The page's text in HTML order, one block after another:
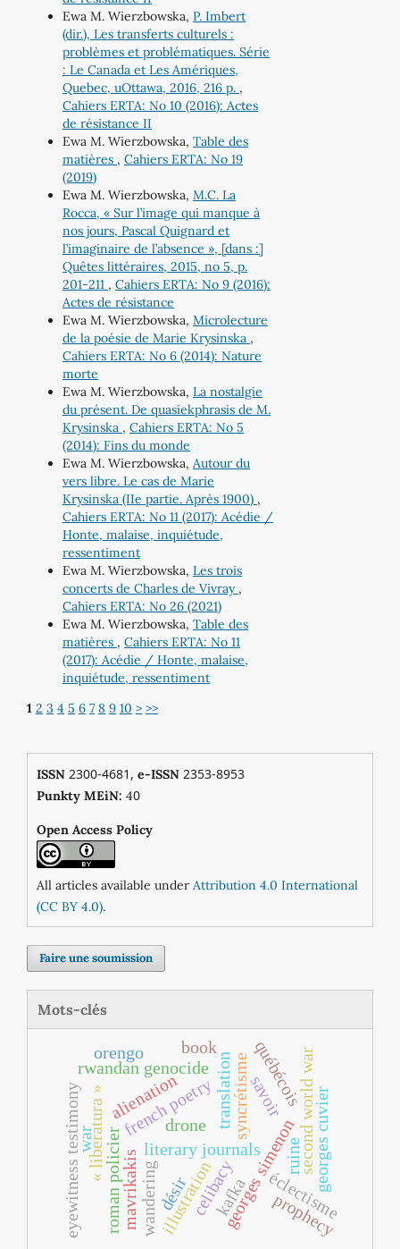
Ewa M. Wierzbowska, P. Imbert
(dir.), Les transferts culturels :
problèmes et problématiques. Série
: Le Canada et Les Amériques,
Quebec, uOttawa, 2016, 216 p. ,
Cahiers ERTA: No 10 (2016): Actes
de résistance II
Ewa M. Wierzbowska, Table des
matières , Cahiers ERTA: No 19
(2019)
Ewa M. Wierzbowska, M.C. La
Rocca, « Sur l’image qui manque à
nos jours, Pascal Quignard et
l’imaginaire de l’absence », [dans :]
Quêtes littéraires, 2015, no 5, p.
201-211 , Cahiers ERTA: No 9 (2016):
Actes de résistance
Ewa M. Wierzbowska, Microlecture
de la poésie de Marie Krysinska ,
Cahiers ERTA: No 6 (2014): Nature
morte
Ewa M. Wierzbowska, La nostalgie
du présent. De quasiekphrasis de M.
Krysinska , Cahiers ERTA: No 5
(2014): Fins du monde
Ewa M. Wierzbowska, Autour du
vers libre. Le cas de Marie
Krysinska (IIe partie. Après 1900) ,
Cahiers ERTA: No 11 (2017): Acédie /
Honte, malaise, inquiétude,
ressentiment
Ewa M. Wierzbowska, Les trois
concerts de Charles de Vivray ,
Cahiers ERTA: No 26 (2021)
Ewa M. Wierzbowska, Table des
matières , Cahiers ERTA: No 11
(2017): Acédie / Honte, malaise,
inquiétude, ressentiment
1 2 3 4 5 6 7 8 9 10 > >>
ISSN2300-4681, e-ISSN2353-8953
Punkty MEiN: 40
Open Access Policy
All articles available under Attribution 4.0 International
(CC BY 4.0).
Faire une soumission
Mots-clés
kafka
georges simenon
literary journals second world war
french poetry
roman policier
translation
celibacy
rwandan genocide
wandering
alienation
« liberatura »
éclectisme
syncrétisme
eyewitness testimony
québécois
drone georges cuvier
illustration
savoir
désir
orengo
prophecy
book
mavrikakis ruine
war